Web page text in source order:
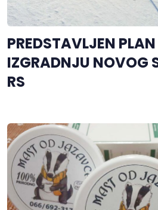
PREDSTAVLJEN
IZGRADNJU NOVOG
RS